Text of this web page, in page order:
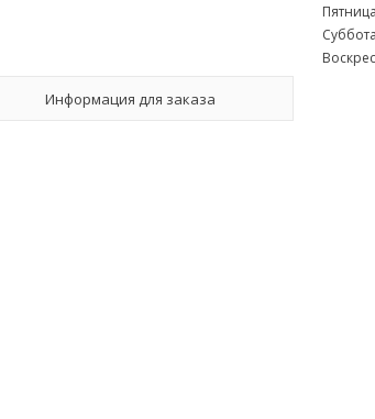
Информация для заказа
Пятница
Суббота